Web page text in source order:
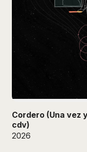
Cordero (Una vez
cdv)
2026